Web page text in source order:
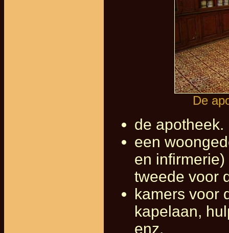
De
de apotheek.
een
en
tweede voor
kamers voor
kapelaan,
enz.